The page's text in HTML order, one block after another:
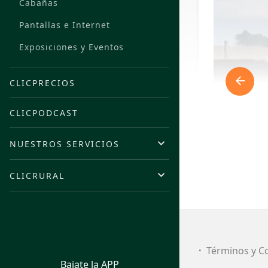
Cabañas
Pantallas e Internet
Exposiciones y Eventos
CLICPRECIOS
CLICPODCAST
NUESTROS SERVICIOS
CLICRURAL
Bajate la APP
Términos y